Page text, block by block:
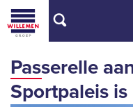
Passerelle
Sportpaleis